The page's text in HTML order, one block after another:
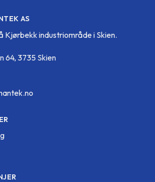
AS
Kjørbekk industriområde i Skien.
64, 3735 Skien